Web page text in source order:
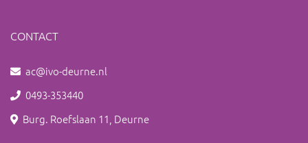
CONTACT
ac@ivo-deurne.nl
0493-353440
Burg. Roefslaan 11, Deurne